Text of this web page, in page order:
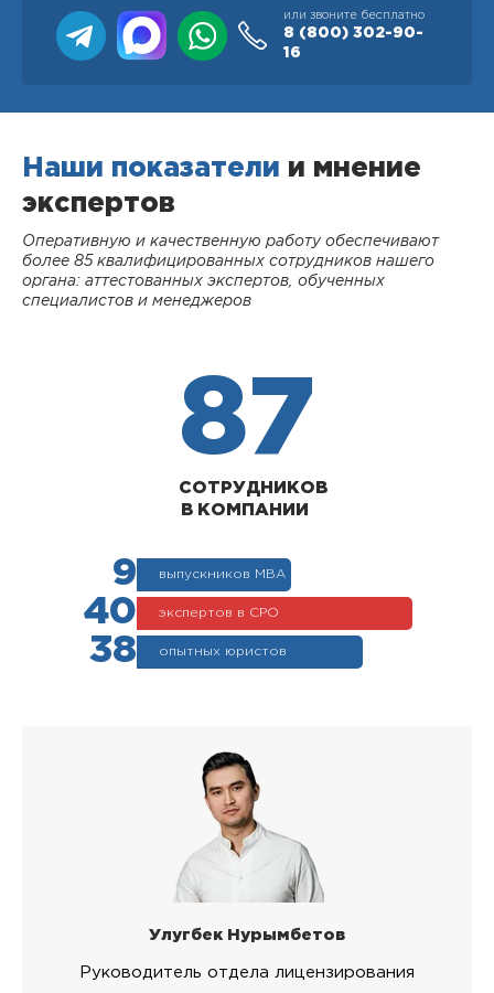
или звоните бесплатно
8 (800) 302-90-
16
Наши показатели и мнение
экспертов
Оперативную и качественную работу обеспечивают
более 85 квалифицированных сотрудников нашего
органа: аттестованных экспертов, обученных
специалистов и менеджеров
87
СОТРУДНИКОВ
В КОМПАНИИ
9 выпускников МВА
40 экспертов в СРО
38 опытных юристов
Улугбек Нурымбетов
Руководитель отдела лицензирования